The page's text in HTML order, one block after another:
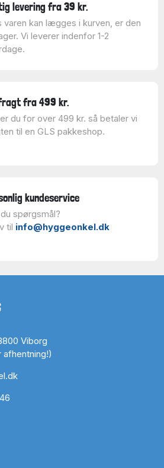
puslespil. Kylskåpspoesi er ikke
fra den ene dag til den anden,
at du som puslespilslægger,
stræber efter at
finder man da også et strejf af
tid tager det egentligt at lægge
spøjse puslespil fra
levering fra 39 kr.
varen kan lægges i kurven, er den
Vi leverer indenfor 1-2
fra 499 kr.
du for over 499 kr. så betaler vi
til en GLS pakkeshop.
kundeservice
spørgsmål?
til info@hyggeonkel.dk
Viborg
afhentning!)